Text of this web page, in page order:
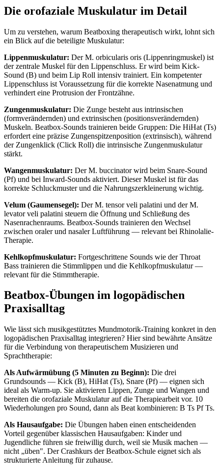
Die orofaziale Muskulatur im Detail
Um zu verstehen, warum Beatboxing therapeutisch wirkt, lohnt sich
ein Blick auf die beteiligte Muskulatur:
Lippenmuskulatur: Der M. orbicularis oris (Lippenringmuskel) ist
der zentrale Muskel für den Lippenschluss. Er wird beim Kick-
Sound (B) und beim Lip Roll intensiv trainiert. Ein kompetenter
Lippenschluss ist Voraussetzung für die korrekte Nasenatmung und
verhindert eine Protrusion der Frontzähne.
Zungenmuskulatur: Die Zunge besteht aus intrinsischen
(formverändernden) und extrinsischen (positionsverändernden)
Muskeln. Beatbox-Sounds trainieren beide Gruppen: Die HiHat (Ts)
erfordert eine präzise Zungenspitzenposition (extrinsisch), während
der Zungenklick (Click Roll) die intrinsische Zungenmuskulatur
stärkt.
Wangenmuskulatur: Der M. buccinator wird beim Snare-Sound
(Pf) und bei Inward-Sounds aktiviert. Dieser Muskel ist für das
korrekte Schluckmuster und die Nahrungszerkleinerung wichtig.
Velum (Gaumensegel): Der M. tensor veli palatini und der M.
levator veli palatini steuern die Öffnung und Schließung des
Nasenrachenraums. Beatbox-Sounds trainieren den Wechsel
zwischen oraler und nasaler Luftführung — relevant bei Rhinolalie-
Therapie.
Kehlkopfmuskulatur: Fortgeschrittene Sounds wie der Throat
Bass trainieren die Stimmlippen und die Kehlkopfmuskulatur —
relevant für die Stimmtherapie.
Beatbox-Übungen im logopädischen
Praxisalltag
Wie lässt sich musikgestütztes Mundmotorik-Training konkret in den
logopädischen Praxisalltag integrieren? Hier sind bewährte Ansätze
für die Verbindung von therapeutischem Musizieren und
Sprachtherapie:
Als Aufwärmübung (5 Minuten zu Beginn): Die drei
Grundsounds — Kick (B), HiHat (Ts), Snare (Pf) — eignen sich
ideal als Warm-up. Sie aktivieren Lippen, Zunge und Wangen und
bereiten die orofaziale Muskulatur auf die Therapiearbeit vor. 10
Wiederholungen pro Sound, dann als Beat kombinieren: B Ts Pf Ts.
Als Hausaufgabe: Die Übungen haben einen entscheidenden
Vorteil gegenüber klassischen Hausaufgaben: Kinder und
Jugendliche führen sie freiwillig durch, weil sie Musik machen —
nicht „üben". Der Crashkurs der Beatbox-Schule eignet sich als
strukturierte Anleitung für zuhause.